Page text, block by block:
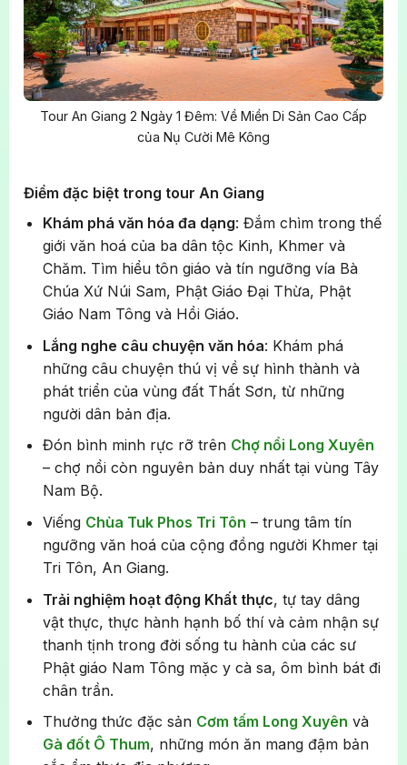
Tour An Giang 2 Ngày 1 Đêm: Về Miền Di Sản Cao Cấp
của Nụ Cười Mê Kông
Điểm đặc biệt trong tour An Giang
Khám phá văn hóa đa dạng: Đắm chìm trong thế
giới văn hoá của ba dân tộc Kinh, Khmer và
Chăm. Tìm hiểu tôn giáo và tín ngưỡng vía Bà
Chúa Xứ Núi Sam, Phật Giáo Đại Thừa, Phật
Giáo Nam Tông và Hồi Giáo.
Lắng nghe câu chuyện văn hóa: Khám phá
những câu chuyện thú vị về sự hình thành và
phát triển của vùng đất Thất Sơn, từ những
người dân bản địa.
Đón bình minh rực rỡ trên Chợ nổi Long Xuyên
– chợ nổi còn nguyên bản duy nhất tại vùng Tây
Nam Bộ.
Viếng Chùa Tuk Phos Tri Tôn – trung tâm tín
ngưỡng văn hoá của cộng đồng người Khmer tại
Tri Tôn, An Giang.
Trải nghiệm hoạt động Khất thực, tự tay dâng
vật thực, thực hành hạnh bố thí và cảm nhận sự
thanh tịnh trong đời sống tu hành của các sư
Phật giáo Nam Tông mặc y cà sa, ôm bình bát đi
chân trần.
Thưởng thức đặc sản Cơm tấm Long Xuyên và
Gà đốt Ô Thum, những món ăn mang đậm bản